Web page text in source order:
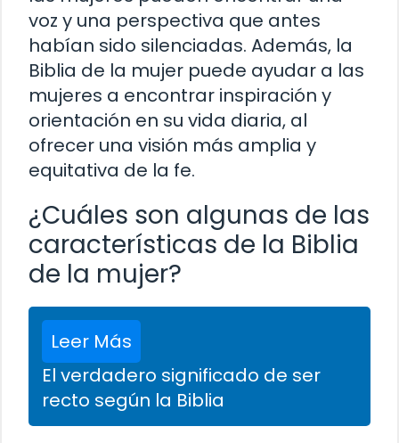
voz y una perspectiva que antes
habían sido silenciadas. Además, la
Biblia de la mujer puede ayudar a las
mujeres a encontrar inspiración y
orientación en su vida diaria, al
ofrecer una visión más amplia y
equitativa de la fe.
¿Cuáles son algunas de las
características de la Biblia
de la mujer?
Leer Más
El verdadero significado de ser
recto según la Biblia